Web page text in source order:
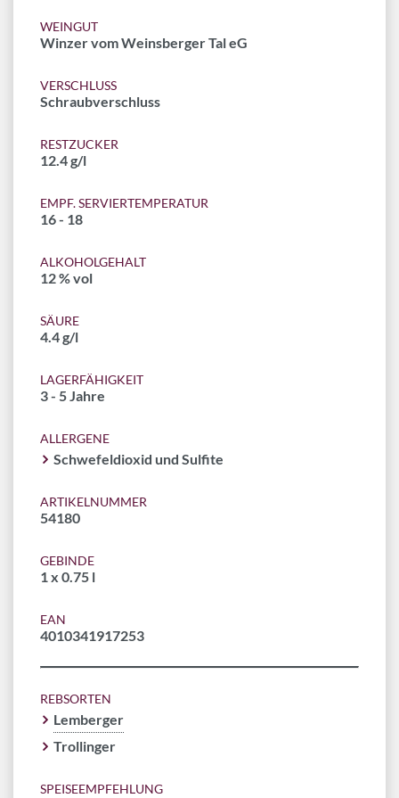
WEINGUT
Winzer vom Weinsberger Tal eG
VERSCHLUSS
Schraubverschluss
RESTZUCKER
12.4 g/l
EMPF. SERVIERTEMPERATUR
16 - 18
ALKOHOLGEHALT
12 % vol
SÄURE
4.4 g/l
LAGERFÄHIGKEIT
3 - 5 Jahre
ALLERGENE
Schwefeldioxid und Sulfite
ARTIKELNUMMER
54180
GEBINDE
1 x 0.75 l
EAN
4010341917253
REBSORTEN
Lemberger
Trollinger
SPEISEEMPFEHLUNG